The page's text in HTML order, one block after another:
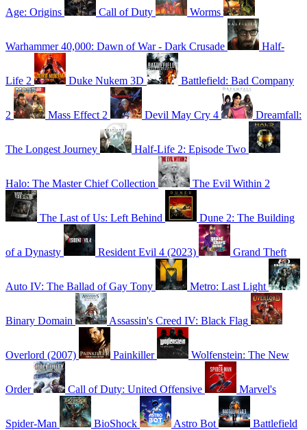
Age: Origins Call of Duty Worms
Warhammer 40,000: Dawn of War - Dark Crusade Half-
Life 2 Duke Nukem 3D Battlefield: Bad Company
2 Mass Effect 2 Devil May Cry 4 Dreamfall:
The Longest Journey Half-Life 2: Episode Two
Halo: The Master Chief Collection The Evil Within 2
The Last of Us: Left Behind Dune 2: The Building
of a Dynasty Resident Evil 4 (2023) Grand Theft
Auto IV: The Ballad of Gay Tony Metro: Last Light
Binary Domain Assassin's Creed IV: Black Flag
Overlord (2007) Painkiller Wolfenstein: The New
Order Call of Duty: United Offensive Marvel's
Spider-Man BioShock Astro Bot Battlefield